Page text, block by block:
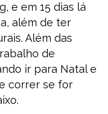
e em 15 dias lá
além de ter
Além das
de
ir para Natal e
correr se for